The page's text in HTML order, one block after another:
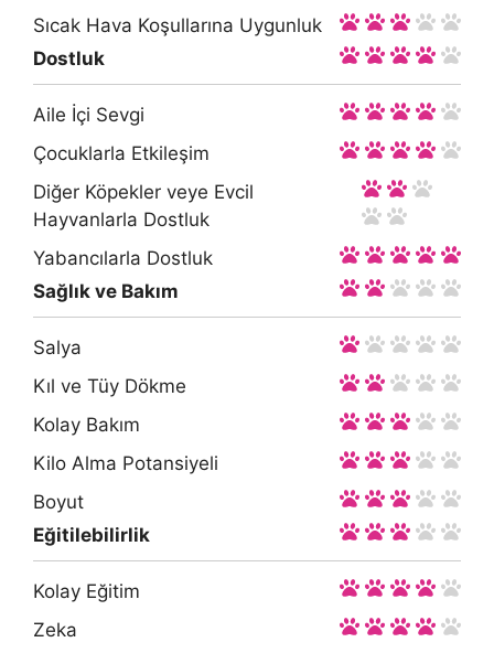
Sıcak Hava Koşullarına Uygunluk
Dostluk
Aile İçi Sevgi
Çocuklarla Etkileşim
Diğer Köpekler veye Evcil
Hayvanlarla Dostluk
Yabancılarla Dostluk
Sağlık ve Bakım
Salya
Kıl ve Tüy Dökme
Kolay Bakım
Kilo Alma Potansiyeli
Boyut
Eğitilebilirlik
Kolay Eğitim
Zeka